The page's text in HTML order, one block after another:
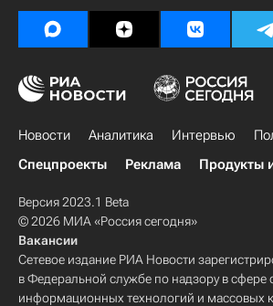
Новости Аналитика Интервью
Спецпроекты
Реклама Продукты
Версия 2023.1 Beta
© 2026 МИА «Россия сегодня»
Вакансии
Сетевое издание РИА Новости
в Федеральной службе по надзору в сфере
информационных технологий и массовых